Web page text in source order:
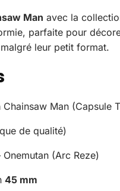
Man avec la
parfaite pour
leur petit format.
Chainsaw Man (Capsule
de qualité)
(Arc Reze)
45 mm